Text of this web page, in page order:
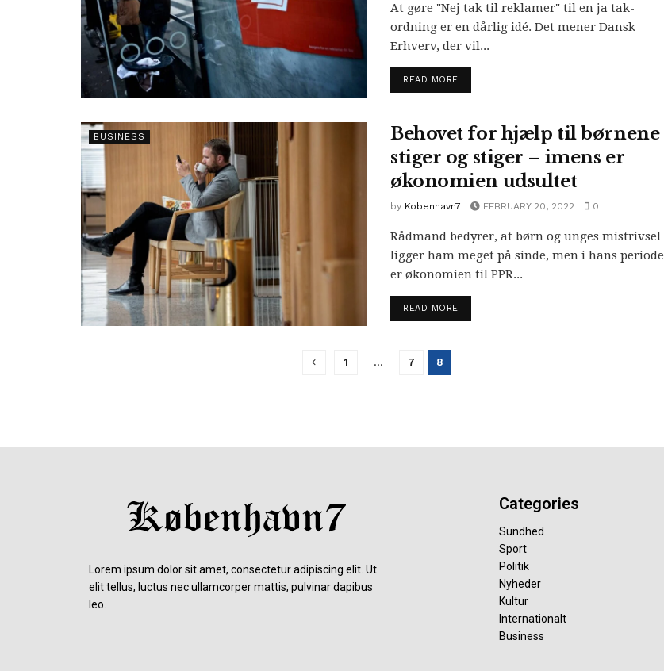
At gøre "Nej tak til reklamer" til en ja tak-
ordning er en dårlig idé. Det mener Dansk
Erhverv, der vil...
READ MORE
BUSINESS
Behovet for hjælp til børnene
stiger og stiger – imens er
økonomien udsultet
by Kobenhavn7 FEBRUARY 20, 2022 0
Rådmand bedyrer, at børn og unges mistrivsel
ligger ham meget på sinde, men i hans periode
er økonomien til PPR...
READ MORE
1 … 7 8
Lorem ipsum dolor sit amet, consectetur adipiscing elit. Ut
elit tellus, luctus nec ullamcorper mattis, pulvinar dapibus
leo.
Categories
Sundhed
Sport
Politik
Nyheder
Kultur
Internationalt
Business